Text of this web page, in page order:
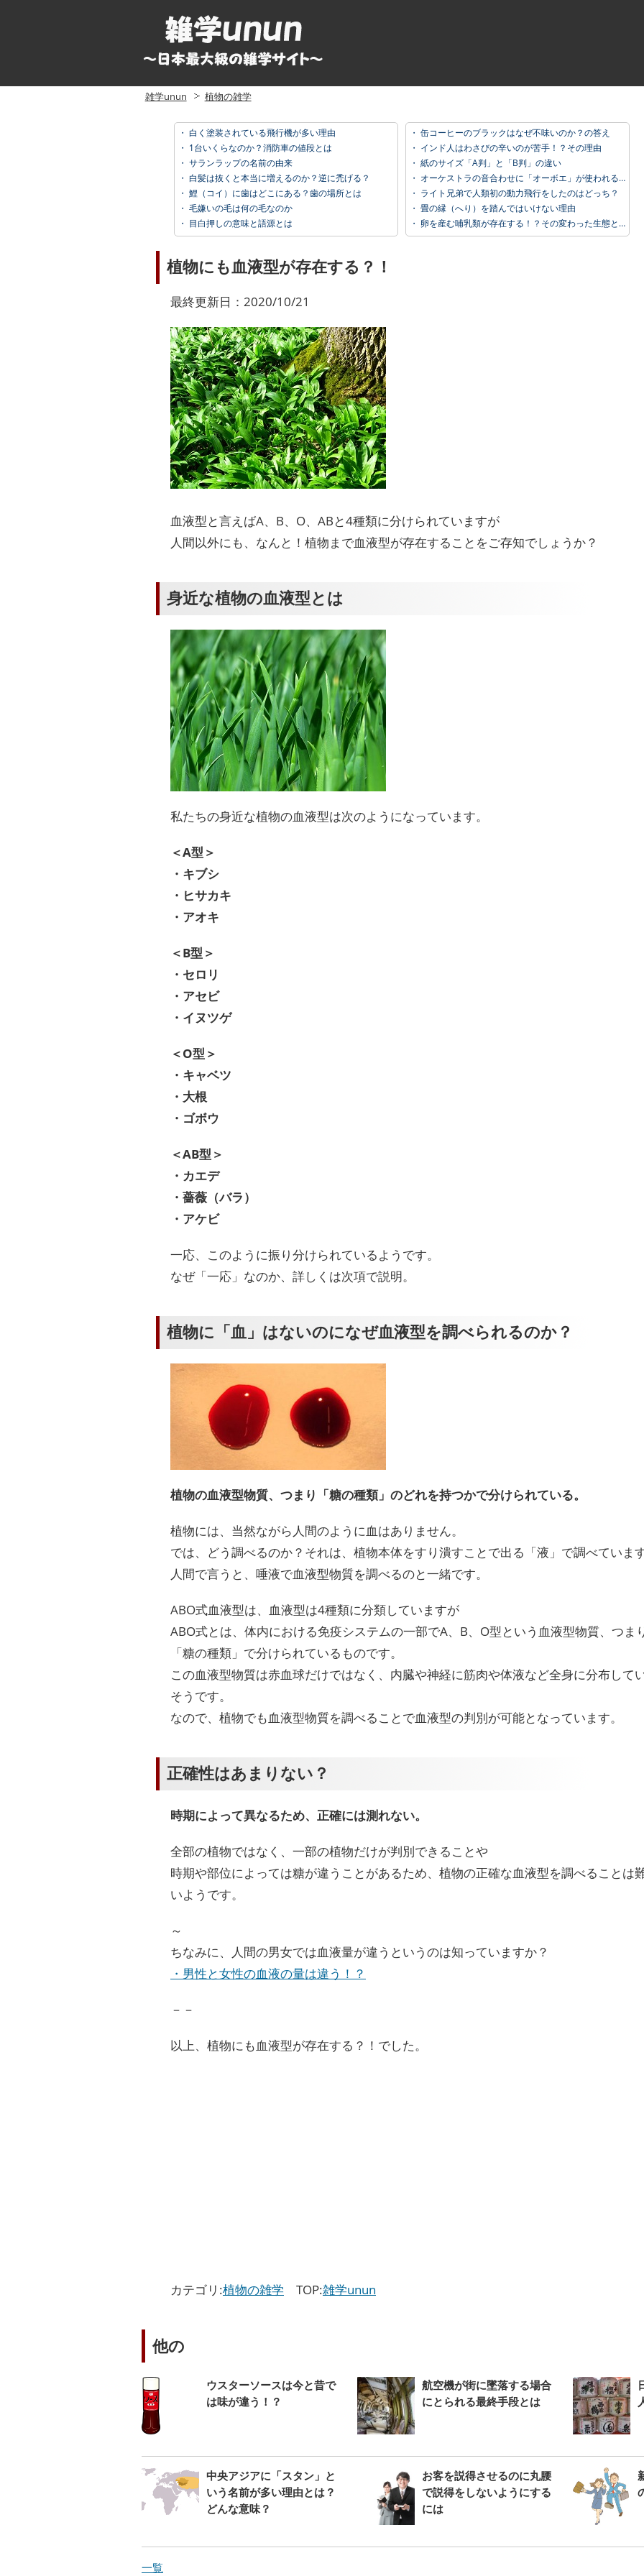
雑学unun 植物の雑学
・ 白く塗装されている飛行機が多い理由
・ 1台いくらなのか？消防車の値段とは
・ サランラップの名前の由来
・ 白髪は抜くと本当に増えるのか？逆に禿げる？
・ 鯉（コイ）に歯はどこにある？歯の場所とは
・ 毛嫌いの毛は何の毛なのか
・ 目白押しの意味と語源とは
・ 缶コーヒーのブラックはなぜ不味いのか？の答え
・ インド人はわさびの辛いのが苦手！？その理由
・ 紙のサイズ「A判」と「B判」の違い
・ オーケストラの音合わせに「オーボエ」が使われる理由
・ ライト兄弟で人類初の動力飛行をしたのはどっち？
・ 畳の縁（へり）を踏んではいけない理由
・ 卵を産む哺乳類が存在する！？その変わった生態とは
植物にも血液型が存在する？！
最終更新日：2020/10/21
血液型と言えばA、B、O、ABと4種類に分けられていますが
人間以外にも、なんと！植物まで血液型が存在することをご存知でしょうか？
身近な植物の血液型とは
私たちの身近な植物の血液型は次のようになっています。
＜A型＞
・キブシ
・ヒサカキ
・アオキ
＜B型＞
・セロリ
・アセビ
・イヌツゲ
＜O型＞
・キャベツ
・大根
・ゴボウ
＜AB型＞
・カエデ
・薔薇（バラ）
・アケビ
一応、このように振り分けられているようです。
なぜ「一応」なのか、詳しくは次項で説明。
植物に「血」はないのになぜ血液型を調べられるのか？
植物の血液型物質、つまり「糖の種類」のどれを持つかで分けられている。
植物には、当然ながら人間のように血はありません。
では、どう調べるのか？それは、植物本体をすり潰すことで出る「液」で調べています
人間で言うと、唾液で血液型物質を調べるのと一緒です。
ABO式血液型は、血液型は4種類に分類していますが
ABO式とは、体内における免疫システムの一部でA、B、O型という血液型物質、つま
「糖の種類」で分けられているものです。
この血液型物質は赤血球だけではなく、内臓や神経に筋肉や体液など全身に分布して
そうです。
なので、植物でも血液型物質を調べることで血液型の判別が可能となっています。
正確性はあまりない？
時期によって異なるため、正確には測れない。
全部の植物ではなく、一部の植物だけが判別できることや
時期や部位によっては糖が違うことがあるため、植物の正確な血液型を調べることは
いようです。
～
ちなみに、人間の男女では血液量が違うというのは知っていますか？
・男性と女性の血液の量は違う！？
－－
以上、植物にも血液型が存在する？！でした。
カテゴリ:植物の雑学 TOP:雑学unun
他の
ウスターソースは今と昔で
は味が違う！？
航空機が街に墜落する場合
にとられる最終手段とは
中央アジアに「スタン」と
いう名前が多い理由とは？
どんな意味？
お客を説得させるのに丸腰
で説得をしないようにする
には
一覧